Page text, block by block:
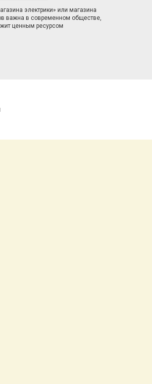
электрики» или магазина
важна в современном обществе,
ценным ресурсом